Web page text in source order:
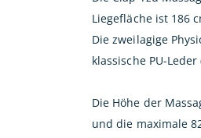
Liegefläche ist 186
Die zweilagige
klassische PU-
Die Höhe der
und die maximale